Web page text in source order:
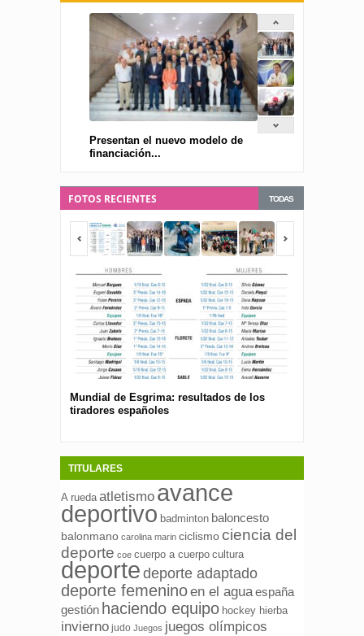
Presentan el nuevo modelo de
financiación...
TODAS
FOTOS RECIENTES
Mundial de Esgrima: resultados de los
tiradores españoles
TITULARES
A rueda atletismo avance
deportivo badminton baloncesto
balonmano carolina marin ciclismociencia del
deporte coe cuerpo a cuerpo cultura
deportedeporte adaptado
deporte femeninoen el aguaespaña
gestión haciendo equipo hockey hierba
invierno judo Juegos juegos olímpicos